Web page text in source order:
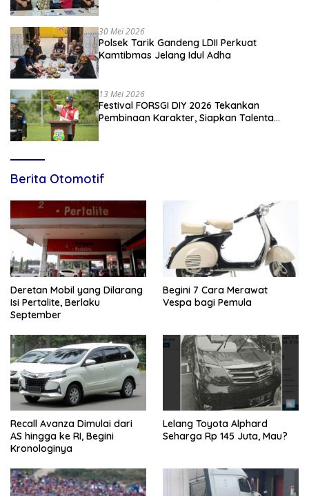
30 Mei 2026
Polsek Tarik Gandeng LDII Perkuat
Kamtibmas Jelang Idul Adha
13 Mei 2026
Festival FORSGI DIY 2026 Tekankan
Pembinaan Karakter, Siapkan Talenta
Berita Otomotif
Deretan Mobil yang Dilarang
Isi Pertalite, Berlaku
September
Begini 7 Cara Merawat
Vespa bagi Pemula
Recall Avanza Dimulai dari
AS hingga ke RI, Begini
Kronologinya
Lelang Toyota Alphard
Seharga Rp 145 Juta, Mau?